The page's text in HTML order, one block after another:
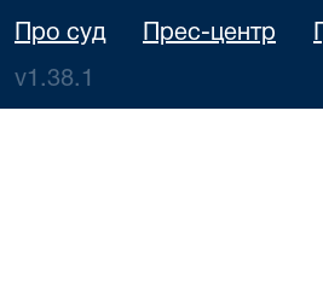
Про суд Прес-центр
v1.38.1